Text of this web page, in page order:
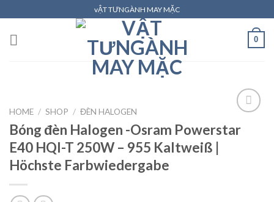
to
content
vẬT TƯNGÀNH MAY MẶC
0
HOME / SHOP / ĐÈN HALOGEN
Bóng đèn Halogen -Osram Powerstar
E40 HQI-T 250W – 955 Kaltweiß |
Höchste Farbwiedergabe